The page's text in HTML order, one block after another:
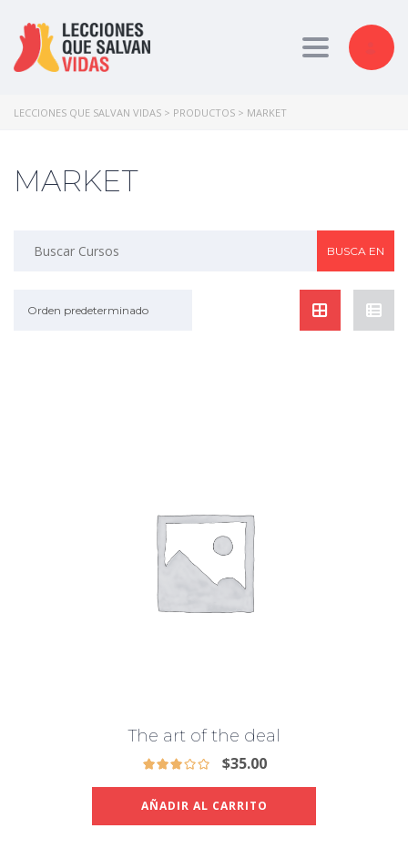
Toggle
LECCIONES QUE SALVAN VIDAS > PRODUCTOS > MARKET
MARKET
Orden predeterminado
The art of the deal
$35.00
AÑADIR AL CARRITO